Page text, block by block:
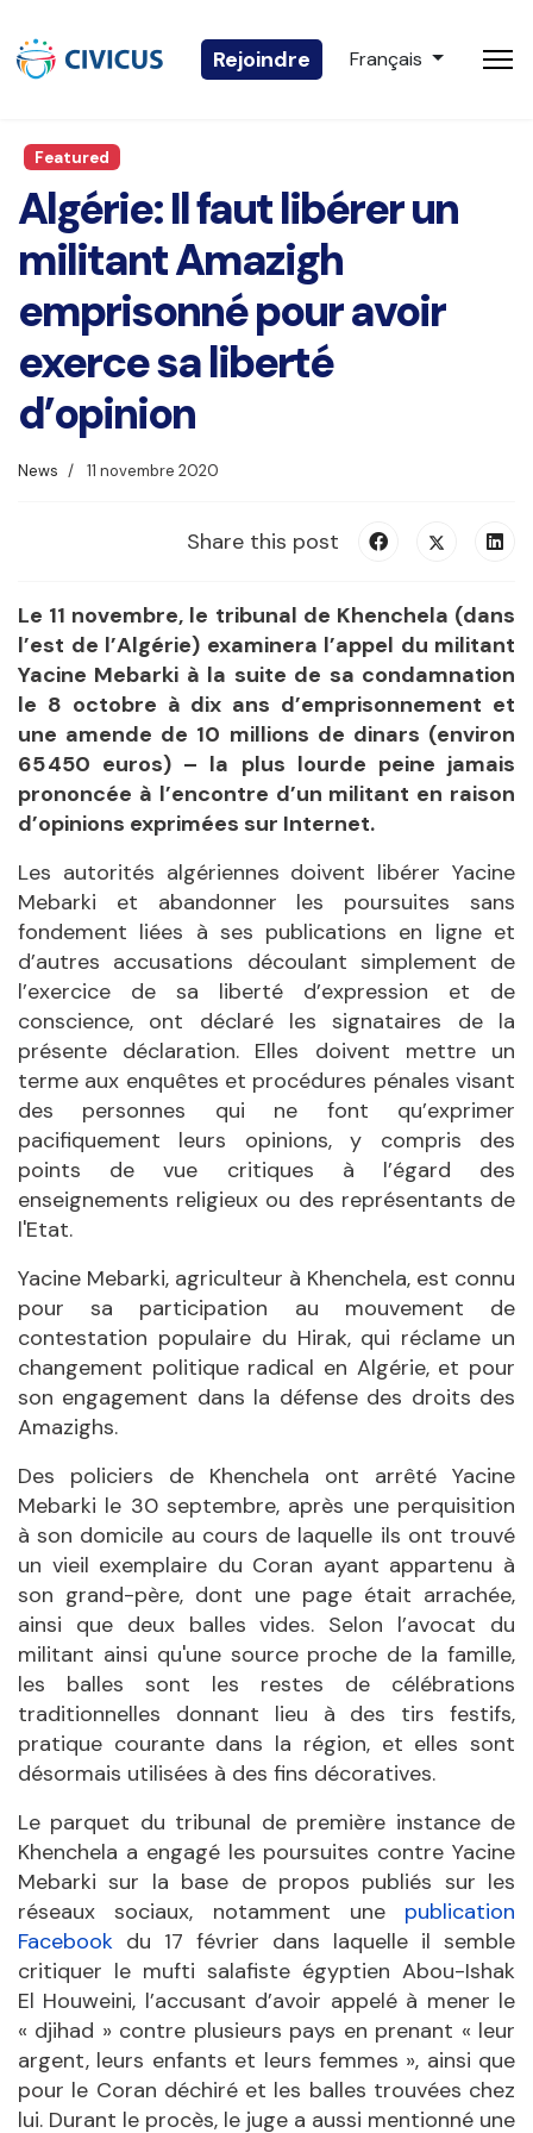
Rejoindre Sélectionnez votre
Français
Featured
Algérie: Il faut libérer un
militant Amazigh
emprisonné pour avoir
exerce sa liberté
d’opinion
News 11 novembre 2020
Share this post
Le 11 novembre, le tribunal de Khenchela (dans
l’est de l’Algérie) examinera l’appel du militant
Yacine Mebarki à la suite de sa condamnation
le 8 octobre à dix ans d’emprisonnement et
une amende de 10 millions de dinars (environ
65450 euros) – la plus lourde peine jamais
prononcée à l’encontre d’un militant en raison
d’opinions exprimées sur Internet.
Les autorités algériennes doivent libérer Yacine
Mebarki et abandonner les poursuites sans
fondement liées à ses publications en ligne et
d’autres accusations découlant simplement de
l’exercice de sa liberté d’expression et de
conscience, ont déclaré les signataires de la
présente déclaration. Elles doivent mettre un
terme aux enquêtes et procédures pénales visant
des personnes qui ne font qu’exprimer
pacifiquement leurs opinions, y compris des
points de vue critiques à l’égard des
enseignements religieux ou des représentants de
l'Etat.
Yacine Mebarki, agriculteur à Khenchela, est connu
pour sa participation au mouvement de
contestation populaire du Hirak, qui réclame un
changement politique radical en Algérie, et pour
son engagement dans la défense des droits des
Amazighs.
Des policiers de Khenchela ont arrêté Yacine
Mebarki le 30 septembre, après une perquisition
à son domicile au cours de laquelle ils ont trouvé
un vieil exemplaire du Coran ayant appartenu à
son grand-père, dont une page était arrachée,
ainsi que deux balles vides. Selon l’avocat du
militant ainsi qu'une source proche de la famille,
les balles sont les restes de célébrations
traditionnelles donnant lieu à des tirs festifs,
pratique courante dans la région, et elles sont
désormais utilisées à des fins décoratives.
Le parquet du tribunal de première instance de
Khenchela a engagé les poursuites contre Yacine
Mebarki sur la base de propos publiés sur les
réseaux sociaux, notamment une publication
Facebook du 17 février dans laquelle il semble
critiquer le mufti salafiste égyptien Abou-Ishak
El Houweini, l’accusant d’avoir appelé à mener le
« djihad » contre plusieurs pays en prenant « leur
argent, leurs enfants et leurs femmes », ainsi que
pour le Coran déchiré et les balles trouvées chez
lui. Durant le procès, le juge a aussi mentionné une